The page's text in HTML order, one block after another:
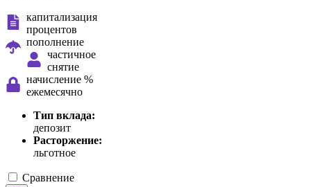
капитализация
процентов
пополнение
частичное
снятие
начисление %
ежемесячно
Тип вклада:
депозит
Расторжение:
льготное
Сравнение